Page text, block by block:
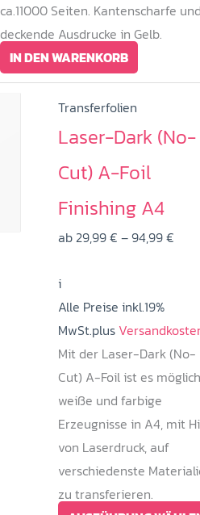
ca.11000 Seiten. Kantenscharfe
deckende Ausdrucke in Gelb.
IN DEN WARENKORB
Transferfolien
Laser-Dark (No-
Cut) A-Foil
Finishing A4
ab29,99€ –94,99€
i
Alle Preise inkl.19%
MwSt.plus
Mit der Laser-Dark (No-
Cut) A-Foil ist es
weiße und farbige
Erzeugnisse in A4, mit
von Laserdruck, auf
verschiedenste
zu transferieren.